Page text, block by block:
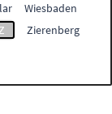
Wiesbaden
Zierenberg